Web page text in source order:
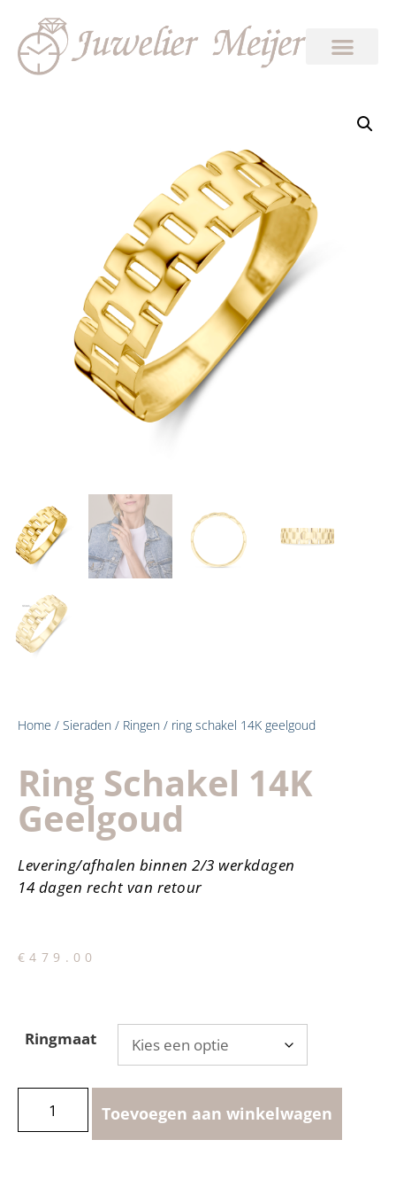
Home / Sieraden / Ringen / ring schakel 14K geelgoud
Ring Schakel 14K
Geelgoud
Levering/afhalen binnen 2/3 werkdagen
14 dagen recht van retour
€479.00
Ringmaat
Toevoegen aan winkelwagen